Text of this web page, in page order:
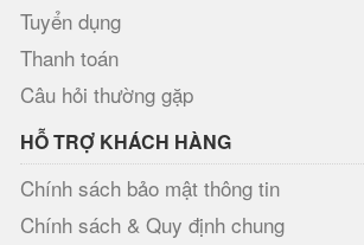
Tuyển dụng
Thanh toán
Câu hỏi thường gặp
HỖ TRỢ KHÁCH HÀNG
Chính sách bảo mật thông tin
Chính sách & Quy định chung